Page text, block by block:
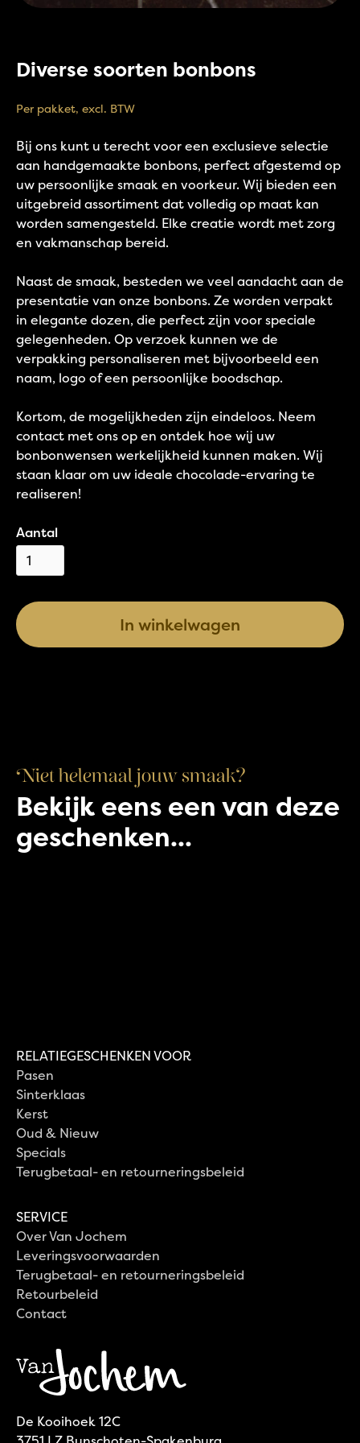
Diverse soorten bonbons
Per pakket, excl. BTW
Bij ons kunt u terecht voor een exclusieve selectie
aan handgemaakte bonbons, perfect afgestemd op
uw persoonlijke smaak en voorkeur. Wij bieden een
uitgebreid assortiment dat volledig op maat kan
worden samengesteld. Elke creatie wordt met zorg
en vakmanschap bereid.
Naast de smaak, besteden we veel aandacht aan de
presentatie van onze bonbons. Ze worden verpakt
in elegante dozen, die perfect zijn voor speciale
gelegenheden. Op verzoek kunnen we de
verpakking personaliseren met bijvoorbeeld een
naam, logo of een persoonlijke boodschap.
Kortom, de mogelijkheden zijn eindeloos. Neem
contact met ons op en ontdek hoe wij uw
bonbonwensen werkelijkheid kunnen maken. Wij
staan klaar om uw ideale chocolade-ervaring te
realiseren!
Aantal
In winkelwagen
Niet helemaal jouw smaak?
Bekijk eens een van deze
geschenken...
Paas Tulband met dip
€6,00
Paasstol 1100 gram amandelspijs
RELATIEGESCHENKEN VOOR
Pasen
Sinterklaas
Kerst
Oud & Nieuw
Specials
Terugbetaal- en retourneringsbeleid
De Kooihoek 12C
SERVICE
Over Van Jochem
Leveringsvoorwaarden
Terugbetaal- en retourneringsbeleid
Retourbeleid
Contact